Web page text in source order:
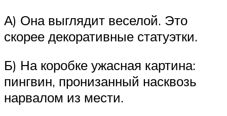
А) Она выглядит веселой. Это
скорее декоративные статуэтки.
Б) На коробке ужасная картина:
пингвин, пронизанный насквозь
нарвалом из мести.